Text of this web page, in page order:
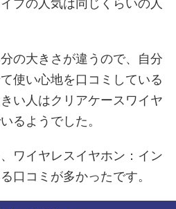
の大きさが違うので、自分
使い心地を口コミしている
い人はクリアケースワイヤ
るようでした。
ワイヤレスイヤホン：イン
口コミが多かったです。